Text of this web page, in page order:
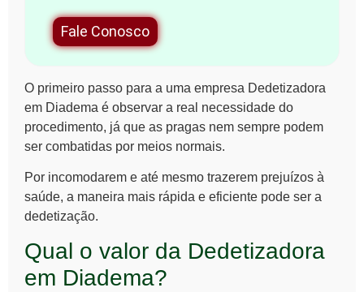
Fale Conosco
O primeiro passo para a uma empresa Dedetizadora
em Diadema é observar a real necessidade do
procedimento, já que as pragas nem sempre podem
ser combatidas por meios normais.
Por incomodarem e até mesmo trazerem prejuízos à
saúde, a maneira mais rápida e eficiente pode ser a
dedetização.
Qual o valor da Dedetizadora
em Diadema?